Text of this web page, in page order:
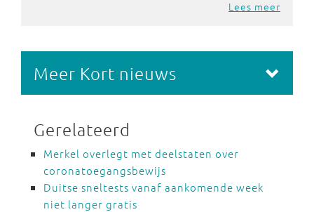
Lees meer
Meer Kort nieuws
Gerelateerd
Merkel overlegt met deelstaten over
coronatoegangsbewijs
Duitse sneltests vanaf aankomende week
niet langer gratis